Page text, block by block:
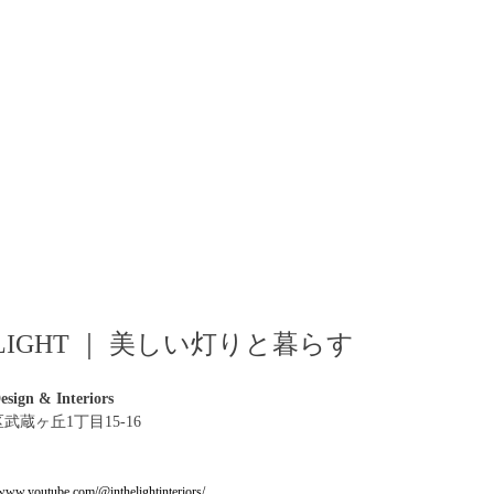
｜ 美しい灯りと暮らす
& Interiors
蔵ヶ丘1丁目15-16